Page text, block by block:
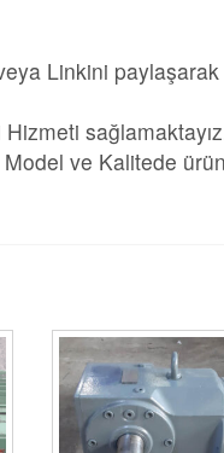
Linkini paylaşarak
Model ve Kalitede